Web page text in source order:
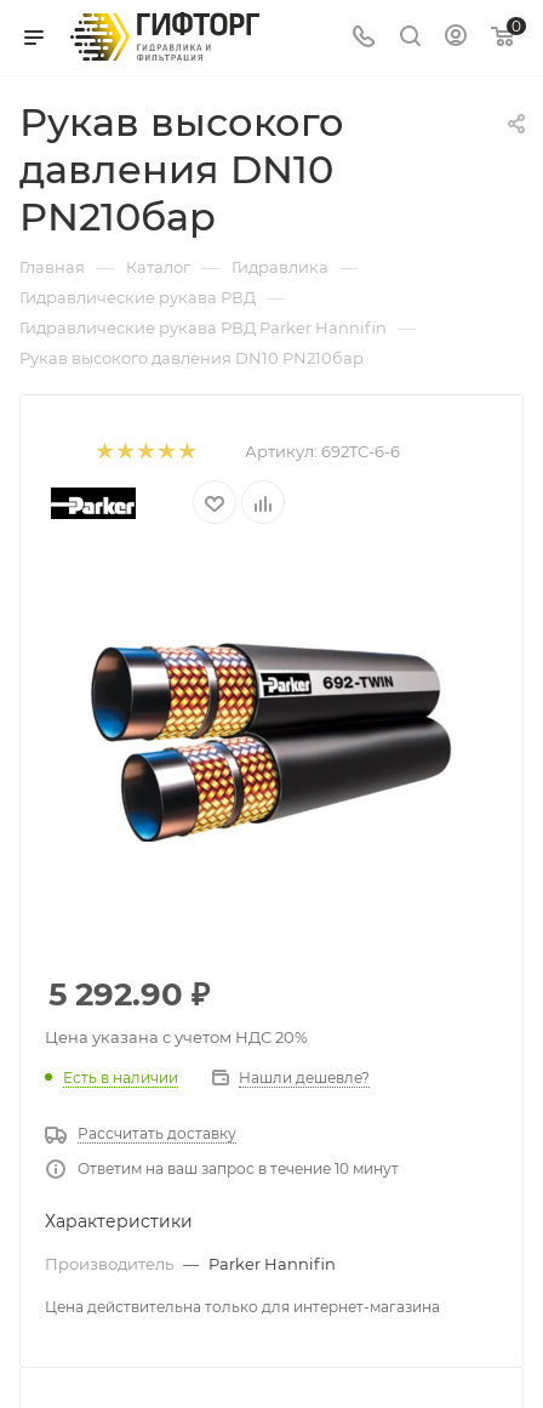
0
Рукав высокого
давления DN10
PN210бар
Главная — Каталог — Гидравлика —
Гидравлические рукава РВД —
Гидравлические рукава РВД Parker Hannifin —
Рукав высокого давления DN10 PN210бар
Артикул: 692TC-6-6
5 292.90 ₽
Цена указана с учетом НДС 20%
Есть в наличии Нашли дешевле?
Рассчитать доставку
Ответим на ваш запрос в течение 10 минут
Характеристики
Производитель — Parker Hannifin
Цена действительна только для интернет-магазина